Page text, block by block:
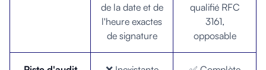
de la date et de
l'heure exactes
de signature
qualifié RFC
3161,
opposable